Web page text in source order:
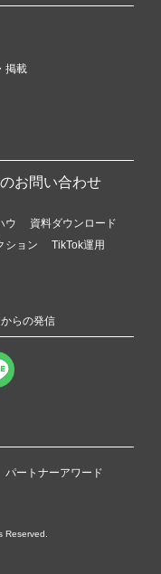
掲載
お問い合わせ
ウ
資料ダウンロード
ション
TikTok運用
らの発信
パートナーアワード
Reserved.